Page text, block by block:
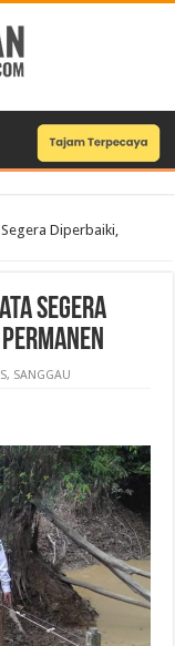
Segera Diperbaiki,
Segera
, SANGGAU